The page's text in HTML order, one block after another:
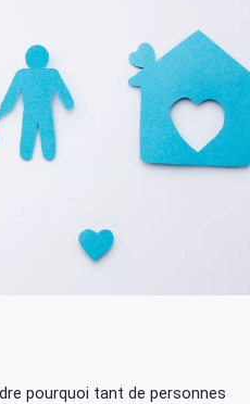
pourquoi tant de personnes